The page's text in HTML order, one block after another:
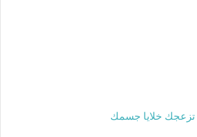
تزعجك خلايا جسمك